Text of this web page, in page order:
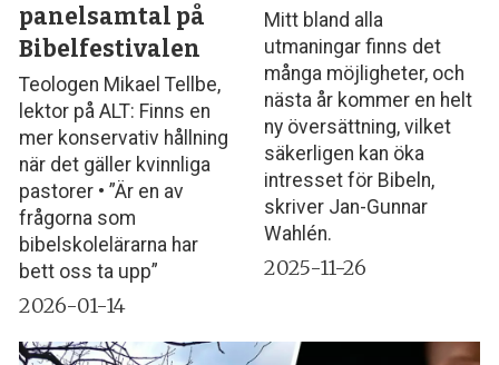
panelsamtal på
Bibelfestivalen
Teologen Mikael Tellbe,
lektor på ALT: Finns en
mer konservativ hållning
när det gäller kvinnliga
pastorer • ”Är en av
frågorna som
bibelskolelärarna har
bett oss ta upp”
2026-01-14
Mitt bland alla
utmaningar finns det
många möjligheter, och
nästa år kommer en helt
ny översättning, vilket
säkerligen kan öka
intresset för Bibeln,
skriver Jan-Gunnar
Wahlén.
2025-11-26